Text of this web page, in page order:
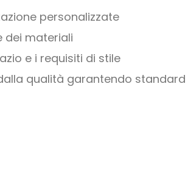
personalizzate
dei materiali
e i requisiti di stile
qualità garantendo standard